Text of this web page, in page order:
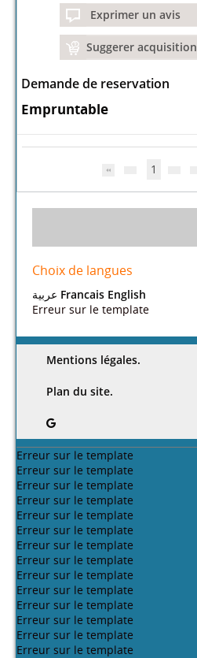
Exprimer un avis
Suggerer acquisition
Demande de reservation
Empruntable
1
Choix de langues
عربية Francais English
Erreur sur le template
Mentions légales.
Plan du site.
Erreur sur le template
Erreur sur le template
Erreur sur le template
Erreur sur le template
Erreur sur le template
Erreur sur le template
Erreur sur le template
Erreur sur le template
Erreur sur le template
Erreur sur le template
Erreur sur le template
Erreur sur le template
Erreur sur le template
Erreur sur le template